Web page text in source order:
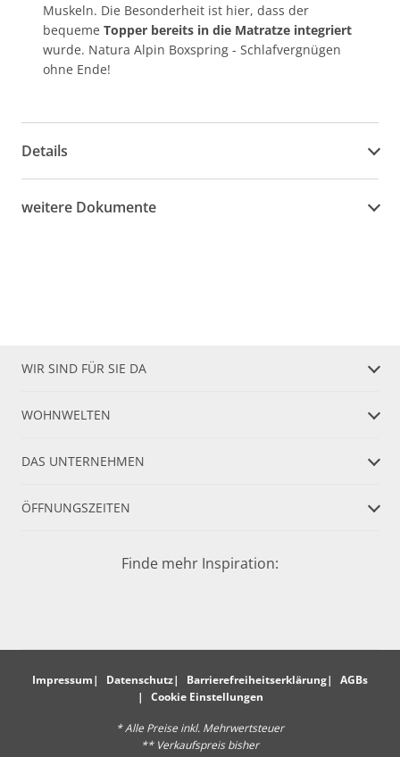
Muskeln. Die Besonderheit ist hier, dass der
bequeme Topper bereits in die Matratze integriert
wurde. Natura Alpin Boxspring - Schlafvergnügen
ohne Ende!
Details
weitere Dokumente
WIR SIND FÜR SIE DA
WOHNWELTEN
DAS UNTERNEHMEN
ÖFFNUNGSZEITEN
Finde mehr Inspiration:
Impressum Datenschutz Barrierefreiheitserklärung
AGBs
Cookie Einstellungen
* Alle Preise inkl. Mehrwertsteuer
** Verkaufspreis bisher